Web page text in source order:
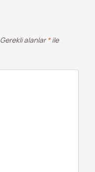
Gerekli alanlar*ile